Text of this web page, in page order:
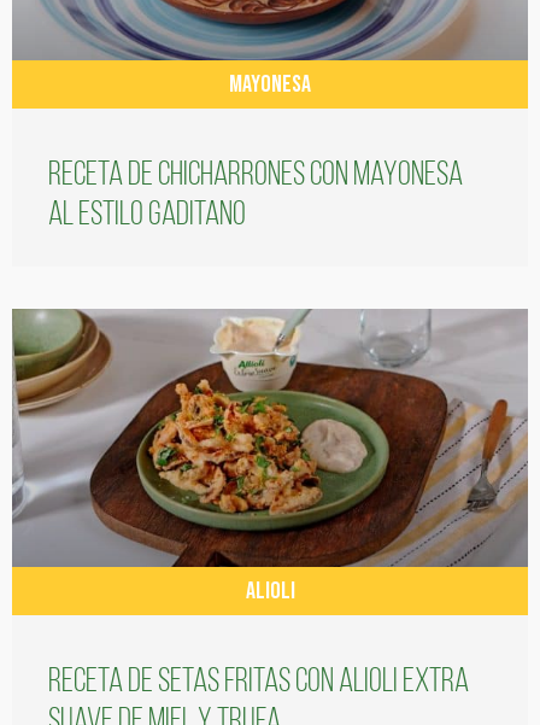
MAYONESA
Receta de chicharrones con mayonesa
al estilo gaditano
ALIOLI
Receta de setas fritas con alioli extra